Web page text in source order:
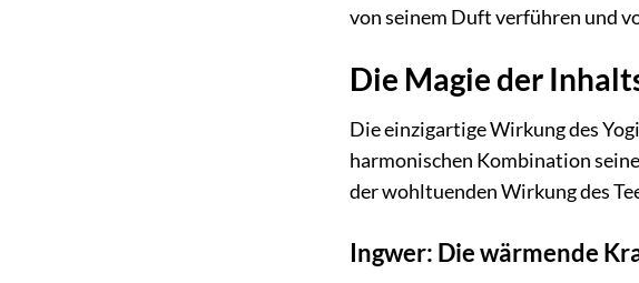
von seinem Duft verführen und
Die Magie der
Die einzigartige Wirkung des
harmonischen Kombination
der wohltuenden Wirkung des
Ingwer: Die wärmende